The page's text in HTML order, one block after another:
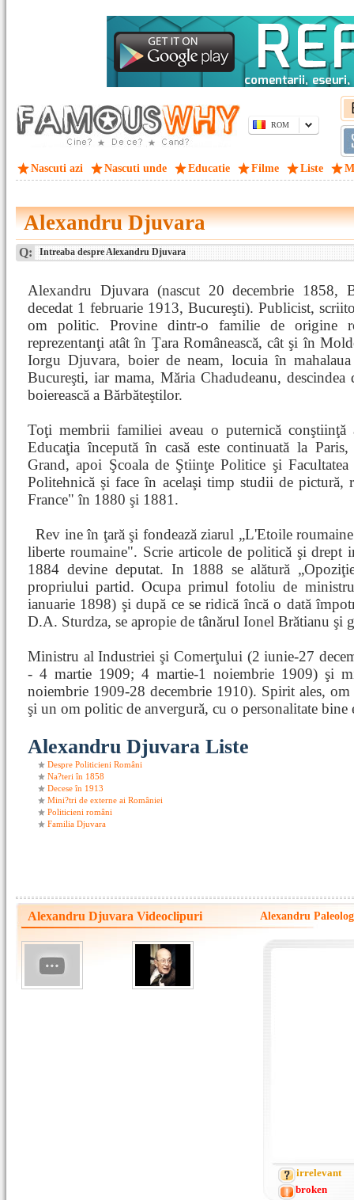
ROM
Nascuti azi Nascuti unde Educatie Filme Liste
Alexandru Djuvara
Q: Intreaba despre Alexandru Djuvara
Alexandru Djuvara (nascut 20 decembrie 1858,
decedat 1 februarie 1913, Bucureşti). Publicist,
om politic. Provine dintr-o familie de origine
reprezentanţi atât în Ţara Românească, cât şi în
Iorgu Djuvara, boier de neam, locuia în
Bucureşti, iar mama, Măria Chadudeanu,
boierească a Bărbăteştilor.
Toţi membrii familiei aveau o puternică conştiinţă
Educaţia începută în casă este continuată la
Grand, apoi Şcoala de Ştiinţe Politice şi Facultatea
Politehnică şi face în acelaşi timp studii de pictură,
France" în 1880 şi 1881.
Rev ine în ţară şi fondează ziarul „L'Etoile
liberte roumaine". Scrie articole de politică şi
1884 devine deputat. In 1888 se alătură
propriului partid. Ocupa primul fotoliu de
ianuarie 1898) şi după ce se ridică încă o dată
D.A. Sturdza, se apropie de tânărul Ionel Brătianu şi
Ministru al Industriei şi Comerţului (2 iunie-27
- 4 martie 1909; 4 martie-1 noiembrie 1909) şi
noiembrie 1909-28 decembrie 1910). Spirit ales,
şi un om politic de anvergură, cu o personalitate
Alexandru Djuvara Liste
Despre Politicieni Români
Na?teri în 1858
Decese în 1913
Mini?tri de externe ai României
Politicieni români
Familia Djuvara
Alexandru Djuvara Videoclipuri Alexandru
irrelevant
broken